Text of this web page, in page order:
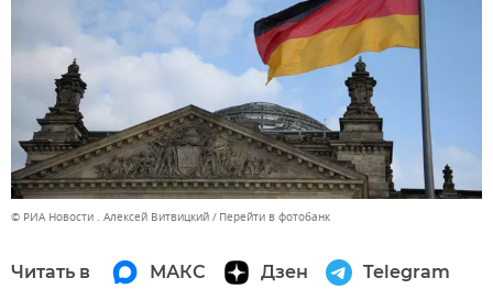
© РИА Новости . Алексей Витвицкий Перейти в фотобанк
Читать в МАКС Дзен Telegram